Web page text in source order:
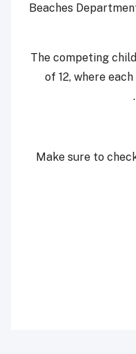
Beaches
The competing
of 12, where
Make sure to